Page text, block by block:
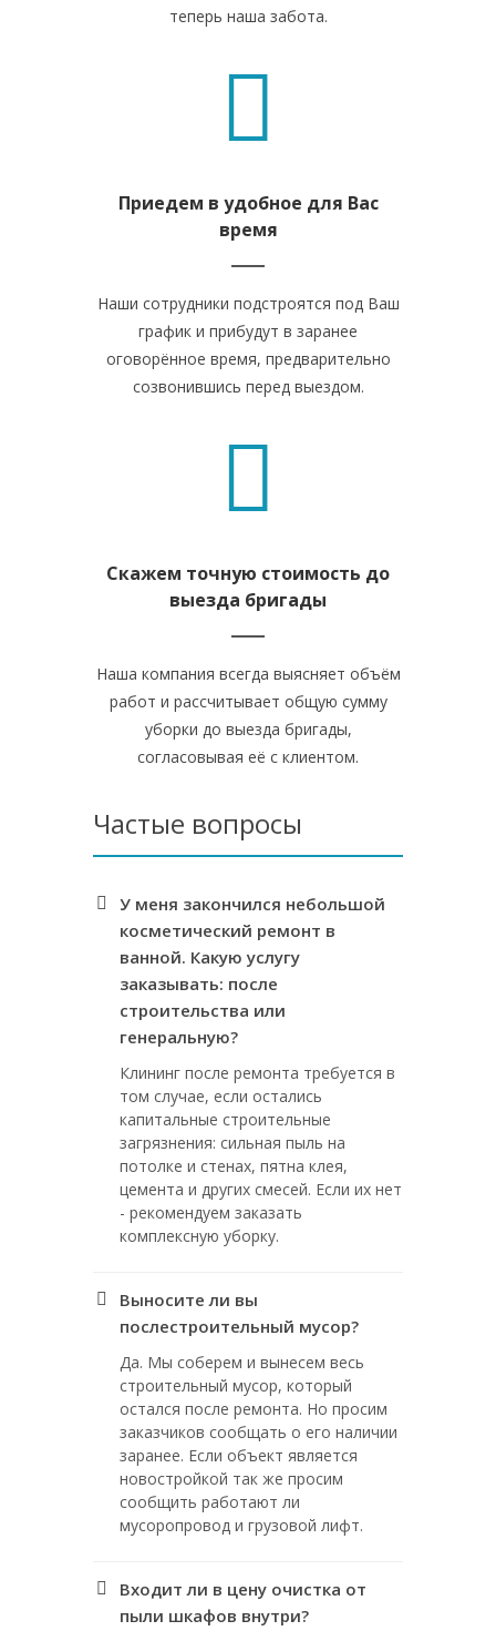
теперь наша забота.
Приедем в удобное для Вас
время
Наши сотрудники подстроятся под Ваш
график и прибудут в заранее
оговорённое время, предварительно
созвонившись перед выездом.
Скажем точную стоимость до
выезда бригады
Наша компания всегда выясняет объём
работ и рассчитывает общую сумму
уборки до выезда бригады,
согласовывая её с клиентом.
Частые вопросы
У меня закончился небольшой
косметический ремонт в
ванной. Какую услугу
заказывать: после
строительства или
генеральную?
Клининг после ремонта требуется в
том случае, если остались
капитальные строительные
загрязнения: сильная пыль на
потолке и стенах, пятна клея,
цемента и других смесей. Если их нет
- рекомендуем заказать
комплексную уборку.
Выносите ли вы
послестроительный мусор?
Да. Мы соберем и вынесем весь
строительный мусор, который
остался после ремонта. Но просим
заказчиков сообщать о его наличии
заранее. Если объект является
новостройкой так же просим
сообщить работают ли
мусоропровод и грузовой лифт.
Входит ли в цену очистка от
пыли шкафов внутри?